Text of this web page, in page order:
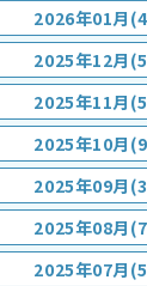
2026年01月
2025年12月
2025年11月
2025年10月
2025年09月
2025年08月
2025年07月